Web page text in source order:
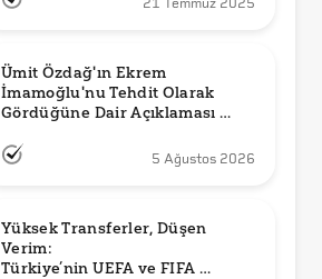
21 Temmuz 2025
Ümit Özdağ'ın Ekrem
İmamoğlu'nu Tehdit Olarak
Gördüğüne Dair Açıklaması
5 Ağustos 2026
Yüksek Transferler, Düşen
Verim:
Türkiye’nin UEFA ve FIFA